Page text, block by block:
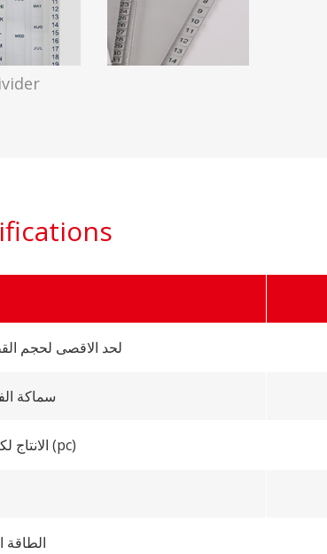
لحد الاقصى لحجم
سماكة
الانتاج لكل دقيقة (pc)
الطاقة